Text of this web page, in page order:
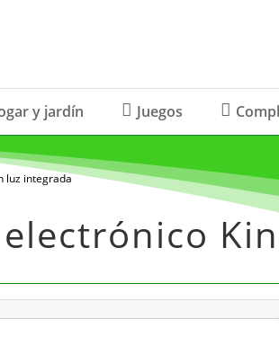
y jardín Juegos
luz integrada